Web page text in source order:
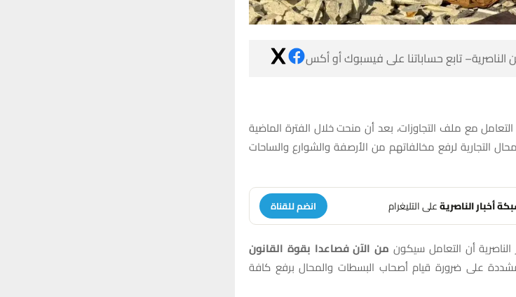
الناصرية– تابع حساباتنا على فيسبوك أو أكس
مع ملف التجاوزات، بعد أن منحت خلال الفترة الماضية
التجارية لرفع مخالفاتهم من الأرصفة والشوارع والساحات
أخبار الناصريةعلى التليغرام انضم للقناة
الناصرية أن التعامل سيكون من الآن فصاعدا بقوة القانون
على ضرورة قيام أصحاب البسطات والمحال برفع كافة